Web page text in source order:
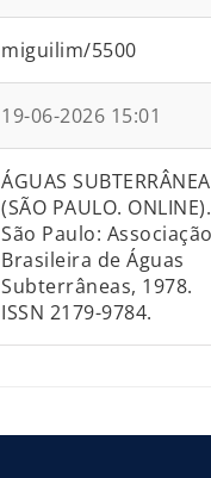
miguilim/5500
19-06-2026 15:01
ÁGUAS
(SÃO PAULO. ONLINE).
São Paulo:
Brasileira de Águas
Subterrâneas, 1978.
ISSN 2179-9784.